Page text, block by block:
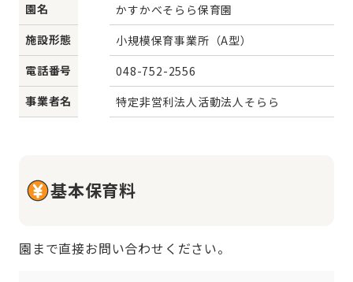
園名
かすかべそらら保育園
施設形態
小規模保育事業所（A型）
電話番号
048-752-2556
事業者名
特定非営利法人活動法人そらら
基本保育料
園まで直接お問い合わせください。